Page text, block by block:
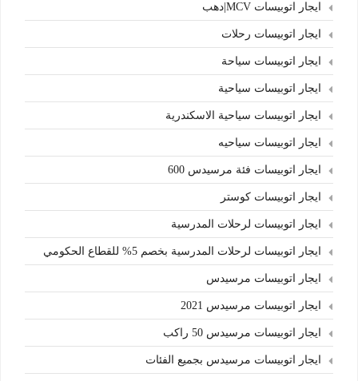
ايجار اتوبيسات MCV|دهب
ايجار اتوبيسات رحلات
ايجار اتوبيسات سياحة
ايجار اتوبيسات سياحية
ايجار اتوبيسات سياحية الاسكندرية
ايجار اتوبيسات سياحيه
ايجار اتوبيسات فئة مرسيدس 600
ايجار اتوبيسات كوستر
ايجار اتوبيسات لرحلات المدرسية
ايجار اتوبيسات لرحلات المدرسية بخصم 5% للقطاع الحكومي
ايجار اتوبيسات مرسيدس
ايجار اتوبيسات مرسيدس 2021
ايجار اتوبيسات مرسيدس 50 راكب
ايجار اتوبيسات مرسيدس بجميع الفئات